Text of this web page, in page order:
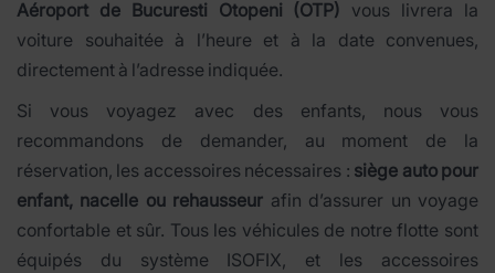
Aéroport de Bucuresti Otopeni (OTP) vous livrera la
voiture souhaitée à l’heure et à la date convenues,
directement à l’adresse indiquée.
Si vous voyagez avec des enfants, nous vous
recommandons de demander, au moment de la
réservation, les accessoires nécessaires : siège auto pour
enfant, nacelle ou rehausseur afin d’assurer un voyage
confortable et sûr. Tous les véhicules de notre flotte sont
équipés du système ISOFIX, et les accessoires